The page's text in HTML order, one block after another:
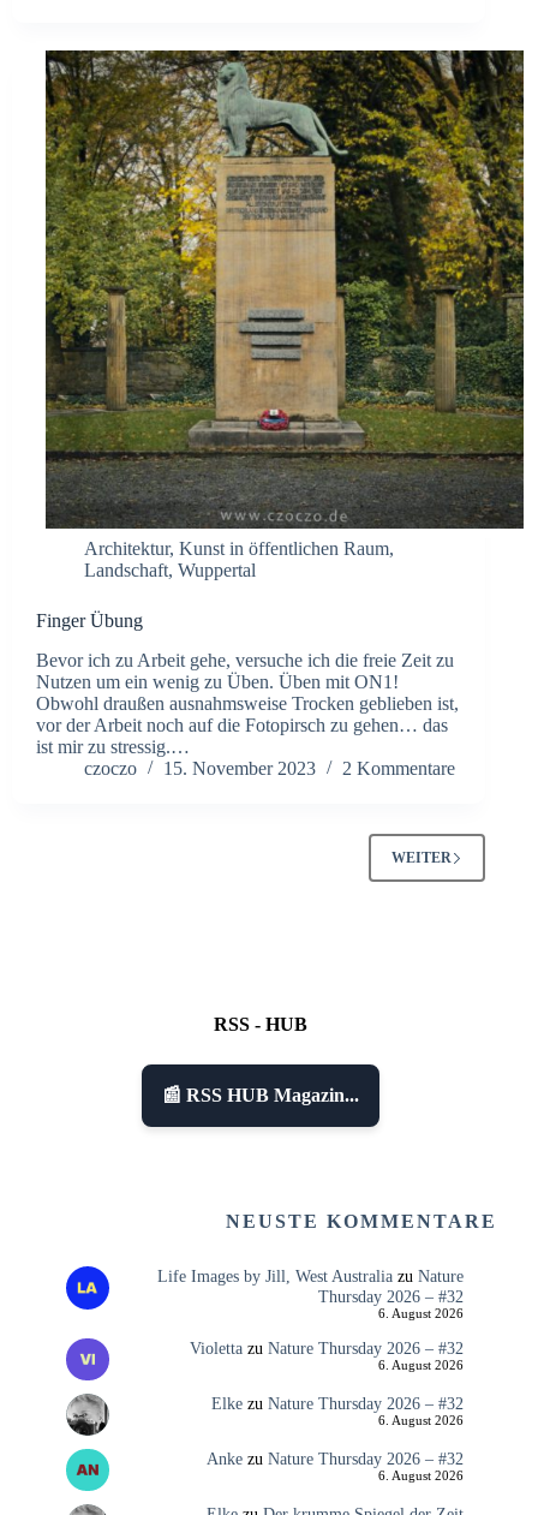
Architektur, Kunst in öffentlichen Raum,
Landschaft, Wuppertal
Finger Übung
Bevor ich zu Arbeit gehe, versuche ich die freie Zeit zu
Nutzen um ein wenig zu Üben. Üben mit ON1!
Obwohl draußen ausnahmsweise Trocken geblieben ist,
vor der Arbeit noch auf die Fotopirsch zu gehen… das
ist mir zu stressig.…
czoczo
15. November 2023 2 Kommentare
WEITER
RSS - HUB
📰 RSS HUB Magazin...
NEUSTE KOMMENTARE
Life Images by Jill, West Australiazu Nature
Thursday 2026 – #32
6. August 2026
Violettazu Nature Thursday 2026 – #32
6. August 2026
Elkezu Nature Thursday 2026 – #32
6. August 2026
Ankezu Nature Thursday 2026 – #32
6. August 2026